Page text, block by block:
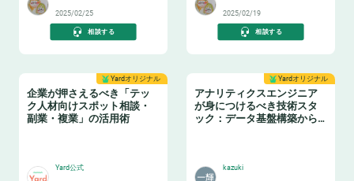
2025/02/25
相談する
2025/02/19
相談する
Yardオリジナル
企業が押さえるべき「テッ
ク人材向けスポット相談・
副業・複業」の活用術
Yard公式
Yardオリジナル
アナリティクスエンジニア
が身につけるべき技術スタ
ック：データ基盤構築からBI
kazuki